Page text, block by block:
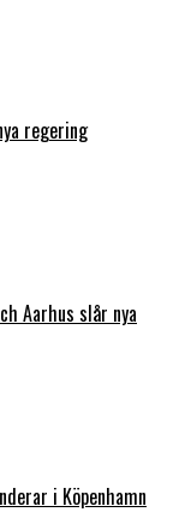
regering
Aarhus slår nya
i Köpenhamn